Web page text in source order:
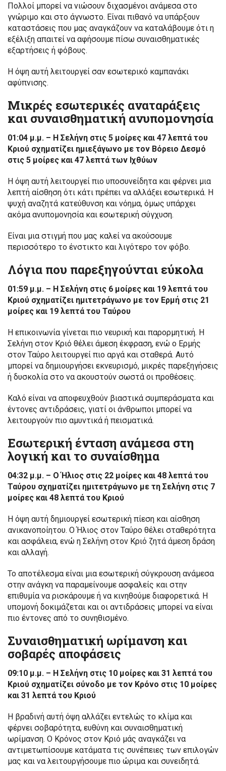
Πολλοί μπορεί να νιώσουν διχασμένοι ανάμεσα στο
γνώριμο και στο άγνωστο. Είναι πιθανό να υπάρξουν
καταστάσεις που μας αναγκάζουν να καταλάβουμε ότι η
εξέλιξη απαιτεί να αφήσουμε πίσω συναισθηματικές
εξαρτήσεις ή φόβους.
Η όψη αυτή λειτουργεί σαν εσωτερικό καμπανάκι
αφύπνισης.
Μικρές εσωτερικές αναταράξεις
και συναισθηματική ανυπομονησία
01:04 μ.μ. – Η Σελήνη στις 5 μοίρες και 47 λεπτά του
Κριού σχηματίζει ημιεξάγωνο με τον Βόρειο Δεσμό
στις 5 μοίρες και 47 λεπτά των Ιχθύων
Η όψη αυτή λειτουργεί πιο υποσυνείδητα και φέρνει μια
λεπτή αίσθηση ότι κάτι πρέπει να αλλάξει εσωτερικά. Η
ψυχή αναζητά κατεύθυνση και νόημα, όμως υπάρχει
ακόμα ανυπομονησία και εσωτερική σύγχυση.
Είναι μια στιγμή που μας καλεί να ακούσουμε
περισσότερο το ένστικτο και λιγότερο τον φόβο.
Λόγια που παρεξηγούνται εύκολα
01:59 μ.μ. – Η Σελήνη στις 6 μοίρες και 19 λεπτά του
Κριού σχηματίζει ημιτετράγωνο με τον Ερμή στις 21
μοίρες και 19 λεπτά του Ταύρου
Η επικοινωνία γίνεται πιο νευρική και παρορμητική. Η
Σελήνη στον Κριό θέλει άμεση έκφραση, ενώ ο Ερμής
στον Ταύρο λειτουργεί πιο αργά και σταθερά. Αυτό
μπορεί να δημιουργήσει εκνευρισμό, μικρές παρεξηγήσεις
ή δυσκολία στο να ακουστούν σωστά οι προθέσεις.
Καλό είναι να αποφευχθούν βιαστικά συμπεράσματα και
έντονες αντιδράσεις, γιατί οι άνθρωποι μπορεί να
λειτουργούν πιο αμυντικά ή πεισματικά.
Εσωτερική ένταση ανάμεσα στη
λογική και το συναίσθημα
04:32 μ.μ. – Ο Ήλιος στις 22 μοίρες και 48 λεπτά του
Ταύρου σχηματίζει ημιτετράγωνο με τη Σελήνη στις 7
μοίρες και 48 λεπτά του Κριού
Η όψη αυτή δημιουργεί εσωτερική πίεση και αίσθηση
ανικανοποίητου. Ο Ήλιος στον Ταύρο θέλει σταθερότητα
και ασφάλεια, ενώ η Σελήνη στον Κριό ζητά άμεση δράση
και αλλαγή.
Το αποτέλεσμα είναι μια εσωτερική σύγκρουση ανάμεσα
στην ανάγκη να παραμείνουμε ασφαλείς και στην
επιθυμία να ρισκάρουμε ή να κινηθούμε διαφορετικά. Η
υπομονή δοκιμάζεται και οι αντιδράσεις μπορεί να είναι
πιο έντονες από το συνηθισμένο.
Συναισθηματική ωρίμανση και
σοβαρές αποφάσεις
09:10 μ.μ. – Η Σελήνη στις 10 μοίρες και 31 λεπτά του
Κριού σχηματίζει σύνοδο με τον Κρόνο στις 10 μοίρες
και 31 λεπτά του Κριού
Η βραδινή αυτή όψη αλλάζει εντελώς το κλίμα και
φέρνει σοβαρότητα, ευθύνη και συναισθηματική
ωρίμανση. Ο Κρόνος στον Κριό μάς αναγκάζει να
αντιμετωπίσουμε κατάματα τις συνέπειες των επιλογών
μας και να λειτουργήσουμε πιο ώριμα και συνειδητά.